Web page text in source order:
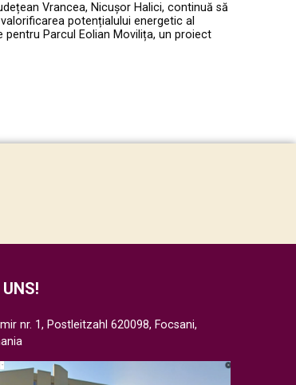
Vrancea, Nicușor Halici, continuă să
potențialului energetic al
Parcul Eolian Movilița, un proiect
nr. 1, Postleitzahl 620098, Focsani,